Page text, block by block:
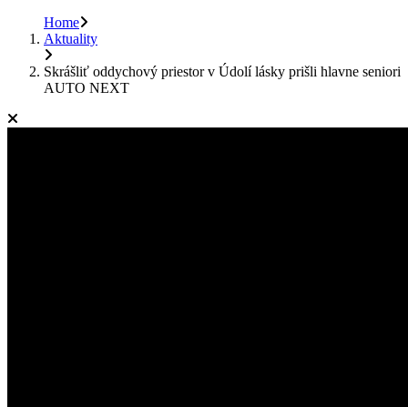
Home
Aktuality
Skrášliť oddychový priestor v Údolí lásky prišli hlavne seniori
AUTO NEXT